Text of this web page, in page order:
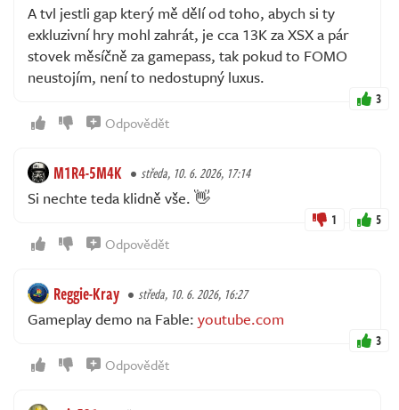
A tvl jestli gap který mě dělí od toho, abych si ty
exkluzivní hry mohl zahrát, je cca 13K za XSX a pár
stovek měsíčně za gamepass, tak pokud to FOMO
neustojím, není to nedostupný luxus.
3
Odpovědět
M1R4-5M4K středa, 10. 6. 2026, 17:14
Si nechte teda klidně vše. 👋
1 5
Odpovědět
Reggie-Kray středa, 10. 6. 2026, 16:27
Gameplay demo na Fable: youtube.com
3
Odpovědět